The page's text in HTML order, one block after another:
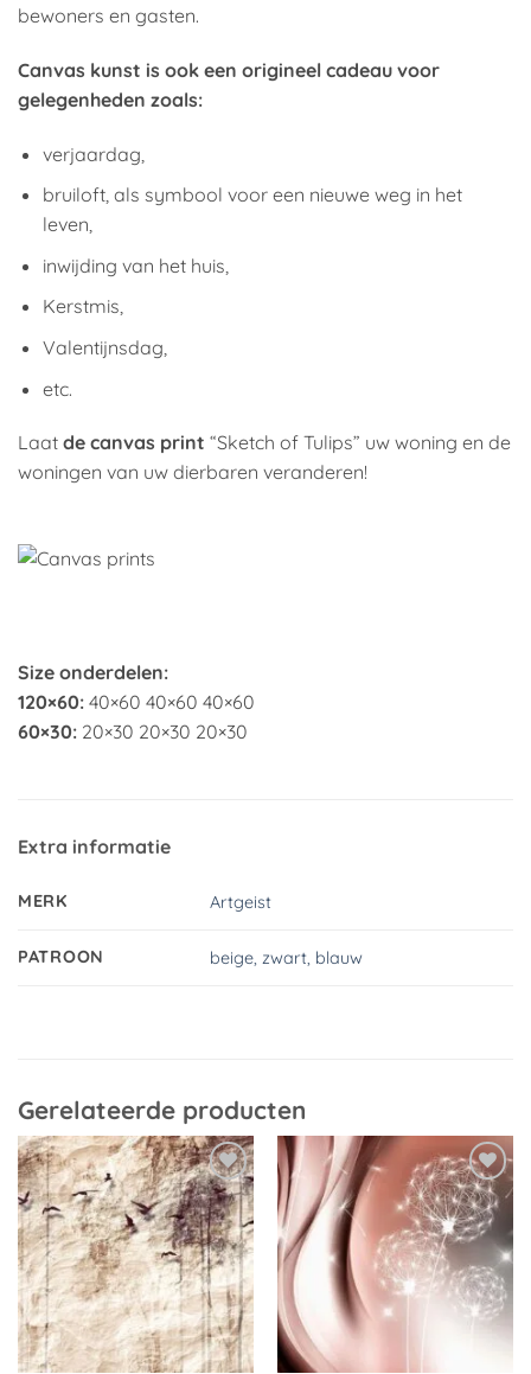
bewoners en gasten.
Canvas kunst is ook een origineel cadeau voor
gelegenheden zoals:
verjaardag,
bruiloft, als symbool voor een nieuwe weg in het
leven,
inwijding van het huis,
Kerstmis,
Valentijnsdag,
etc.
Laat de canvas print “Sketch of Tulips” uw woning en de
woningen van uw dierbaren veranderen!
Size onderdelen:
120×60: 40×60 40×60 40×60
60×30: 20×30 20×30 20×30
Extra informatie
MERK Artgeist
PATROON beige, zwart, blauw
Gerelateerde producten
Toevoegen
aan
verlanglijst
Toevoegen
aan
verlanglijst